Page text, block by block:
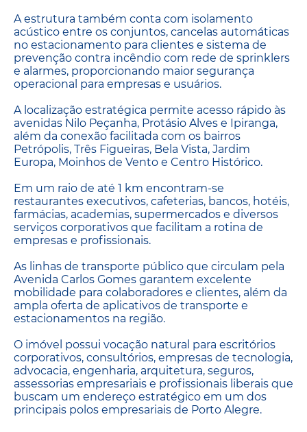
A estrutura também conta com isolamento
acústico entre os conjuntos, cancelas automáticas
no estacionamento para clientes e sistema de
prevenção contra incêndio com rede de sprinklers
e alarmes, proporcionando maior segurança
operacional para empresas e usuários.
A localização estratégica permite acesso rápido às
avenidas Nilo Peçanha, Protásio Alves e Ipiranga,
além da conexão facilitada com os bairros
Petrópolis, Três Figueiras, Bela Vista, Jardim
Europa, Moinhos de Vento e Centro Histórico.
Em um raio de até 1 km encontram-se
restaurantes executivos, cafeterias, bancos, hotéis,
farmácias, academias, supermercados e diversos
serviços corporativos que facilitam a rotina de
empresas e profissionais.
As linhas de transporte público que circulam pela
Avenida Carlos Gomes garantem excelente
mobilidade para colaboradores e clientes, além da
ampla oferta de aplicativos de transporte e
estacionamentos na região.
O imóvel possui vocação natural para escritórios
corporativos, consultórios, empresas de tecnologia,
advocacia, engenharia, arquitetura, seguros,
assessorias empresariais e profissionais liberais que
buscam um endereço estratégico em um dos
principais polos empresariais de Porto Alegre.